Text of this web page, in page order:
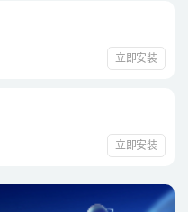
立即安装
立即安装